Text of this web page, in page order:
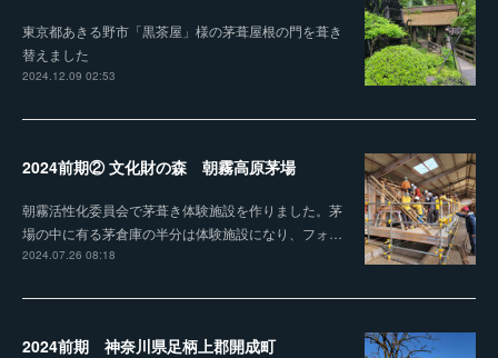
東京都あきる野市「黒茶屋」様の茅葺屋根の門を葺き
替えました
2024.12.09 02:53
2024前期② 文化財の森 朝霧高原茅場
朝霧活性化委員会で茅葺き体験施設を作りました。茅
場の中に有る茅倉庫の半分は体験施設になり、フォ…
2024.07.26 08:18
2024前期 神奈川県足柄上郡開成町